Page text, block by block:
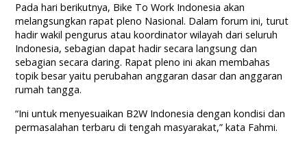
Pada hari berikutnya, Bike To Work Indonesia akan
melangsungkan rapat pleno Nasional. Dalam forum ini, turut
hadir wakil pengurus atau koordinator wilayah dari seluruh
Indonesia, sebagian dapat hadir secara langsung dan
sebagian secara daring. Rapat pleno ini akan membahas
topik besar yaitu perubahan anggaran dasar dan anggaran
rumah tangga.
“Ini untuk menyesuaikan B2W Indonesia dengan kondisi dan
permasalahan terbaru di tengah masyarakat,” kata Fahmi.